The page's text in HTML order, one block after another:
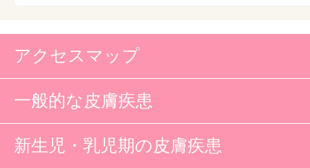
アクセスマップ
一般的な皮膚疾患
新生児・乳児期の皮膚疾患